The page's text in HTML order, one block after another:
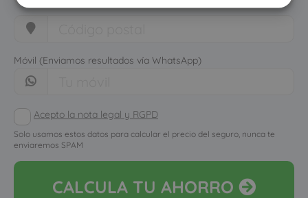
Móvil (Enviamos resultados vía WhatsApp)
Acepto la nota legal y RGPD
Solo usamos estos datos para calcular el precio del seguro, nunca te
enviaremos SPAM
CALCULA TU AHORRO